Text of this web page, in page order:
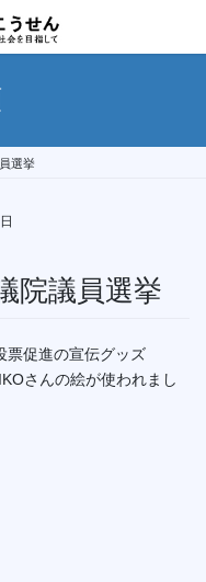
選挙
院議員選挙
促進の宣伝グッズ
さんの絵が使われまし